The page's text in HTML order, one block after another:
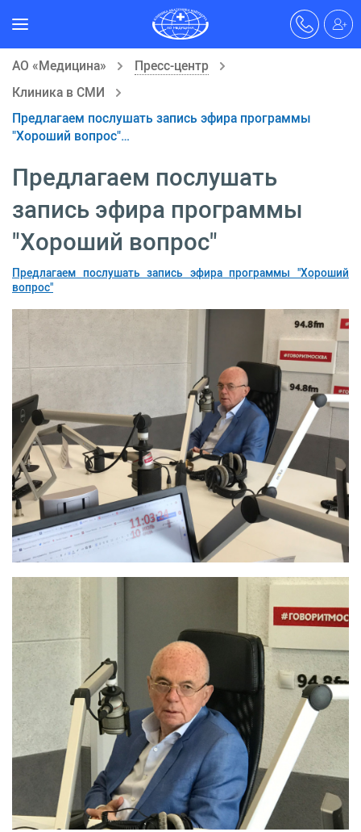
АО «Медицина»
Пресс-центр
Клиника в СМИ
Предлагаем послушать запись эфира программы
"Хороший вопрос"…
Предлагаем послушать
запись эфира программы
"Хороший вопрос"
Предлагаем послушать запись эфира программы "Хороший
вопрос"